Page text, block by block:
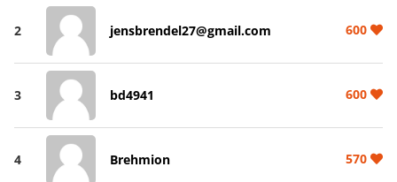
2 jensbrendel27@gmail.com 600
3 bd4941 600
4 Brehmion 570